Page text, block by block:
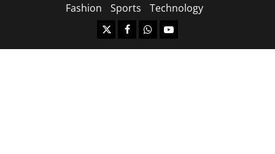
Fashion
Sports Technology
https://x.com
facebook.com
https:/whatsapp.com/
Youtube.com